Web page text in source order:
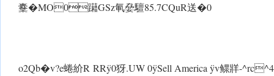
櫜�MO0躤GSz氠姭驙85.7CQuR送�0
o2Qb�v?e蜷紒R RR ÿ 0犽.U W 0ÿSell America ÿv鳏